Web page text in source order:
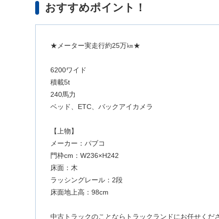
おすすめポイント！
★メーター実走行約25万㎞★
6200ワイド
積載5t
240馬力
ベッド、ETC、バックアイカメラ
【上物】
メーカー：パブコ
門枠cm：W236×H242
床面：木
ラッシングレール：2段
床面地上高：98cm
中古トラックのことならトラックランドにお任せくだ